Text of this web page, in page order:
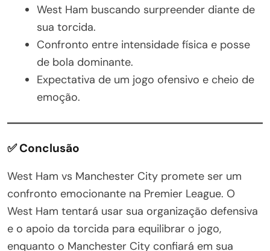
West Ham buscando surpreender diante de
sua torcida.
Confronto entre intensidade física e posse
de bola dominante.
Expectativa de um jogo ofensivo e cheio de
emoção.
✅ Conclusão
West Ham vs Manchester City promete ser um
confronto emocionante na Premier League. O
West Ham tentará usar sua organização defensiva
e o apoio da torcida para equilibrar o jogo,
enquanto o Manchester City confiará em sua